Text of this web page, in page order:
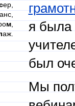
ер,
м,
аж.
я была
был
Мы